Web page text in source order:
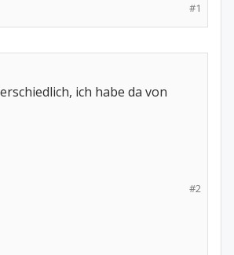
#1
ich habe da von
#2